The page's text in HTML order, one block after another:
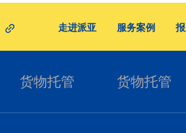
走进派亚 服务案例
货物托管 货物托管